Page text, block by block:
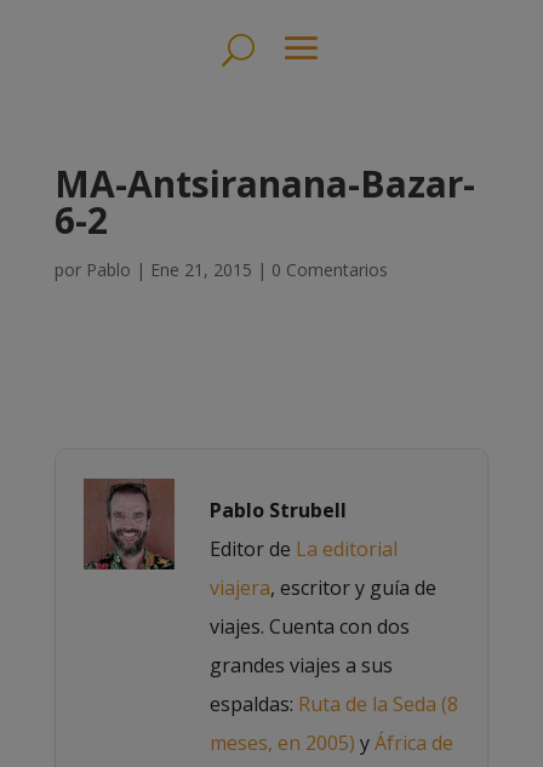
MA-Antsiranana-Bazar-
6-2
por Pablo | Ene 21, 2015 | 0 Comentarios
Pablo Strubell
Editor de La editorial
viajera, escritor y guía de
viajes. Cuenta con dos
grandes viajes a sus
espaldas: Ruta de la Seda (8
meses, en 2005) yÁfrica de